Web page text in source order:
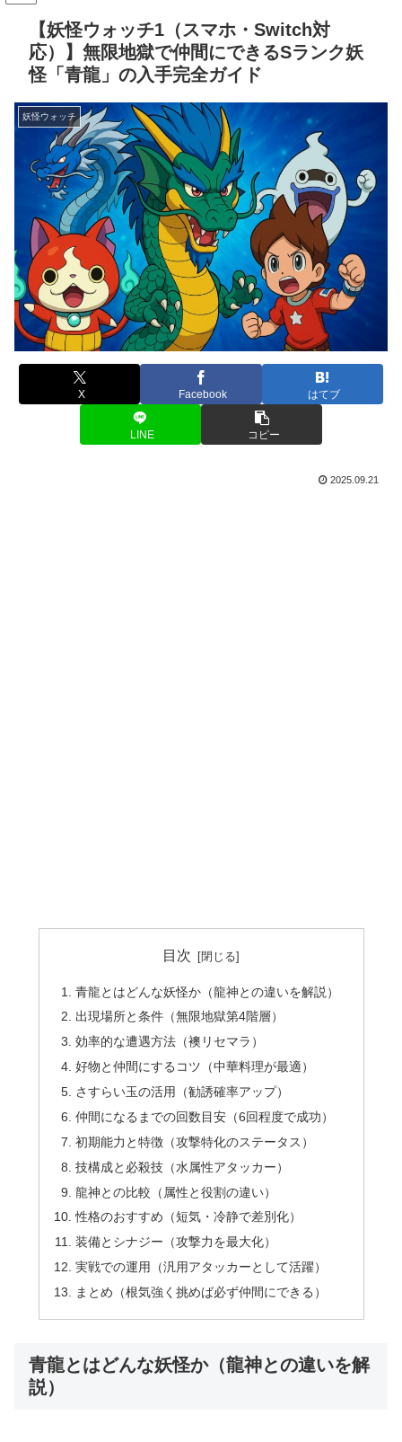
【妖怪ウォッチ1（スマホ・Switch対
応）】無限地獄で仲間にできるSランク妖
怪「青龍」の入手完全ガイド
妖怪ウォッチ
X Facebook はてブ
LINE コピー
2025.09.21
目次
青龍とはどんな妖怪か（龍神との違いを解説）
出現場所と条件（無限地獄第4階層）
効率的な遭遇方法（襖リセマラ）
好物と仲間にするコツ（中華料理が最適）
さすらい玉の活用（勧誘確率アップ）
仲間になるまでの回数目安（6回程度で成功）
初期能力と特徴（攻撃特化のステータス）
技構成と必殺技（水属性アタッカー）
龍神との比較（属性と役割の違い）
性格のおすすめ（短気・冷静で差別化）
装備とシナジー（攻撃力を最大化）
実戦での運用（汎用アタッカーとして活躍）
まとめ（根気強く挑めば必ず仲間にできる）
青龍とはどんな妖怪か（龍神との違いを解
説）